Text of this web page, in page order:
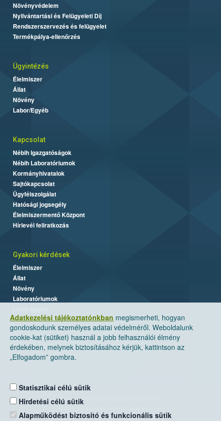
Adatkezelési tájékoztatónkban megismerheti, hogyan
gondoskodunk személyes adatai védelméről. Weboldalunk
cookie-kat (sütiket) használ a jobb felhasználói élmény
érdekében, melynek biztosításához kérjük, kattintson az
„Elfogadom” gombra.
Statisztikai célú sütik
Hirdetési célú sütik
Alapműködést biztosító és funkcionális sütik
Növényvédelem
Nyilvántartási és Felügyeleti Díj
Rendszerszervezés és felügyelet
Termékpálya-ellenőrzés
Ügyintézés
Élelmiszer
Állat
Növény
Labor/Egyéb
Kapcsolat
Nébih Igazgatóságok
Nébih Laboratóriumok
Kormányhivatalok
Sajtókapcsolat
Ügyfélszolgálat
Hatósági jogsegély
Élelmiszermentő Központ
Hírlevél feliratkozás
Gyakori kérdések
Élelmiszer
Állat
Növény
Laboratóriumok
Nemzeti Élelmiszerlánc-biztonsági Hivatal
Levelezési cím: 1525 Budapest. Pf. 30.